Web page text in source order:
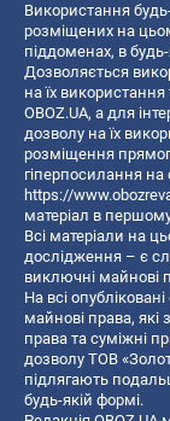
Використання
розміщених на
піддоменах, в
Дозволяється
на їх
OBOZ.UA, а для
дозволу на їх
розміщення
гіперпосилання на
https://
матеріал в
Всі матеріали на
дослідження – є
виключні майнові
На всі
майнові права, які
права та суміжні
дозволу ТОВ
підлягають
будь-якій формі.